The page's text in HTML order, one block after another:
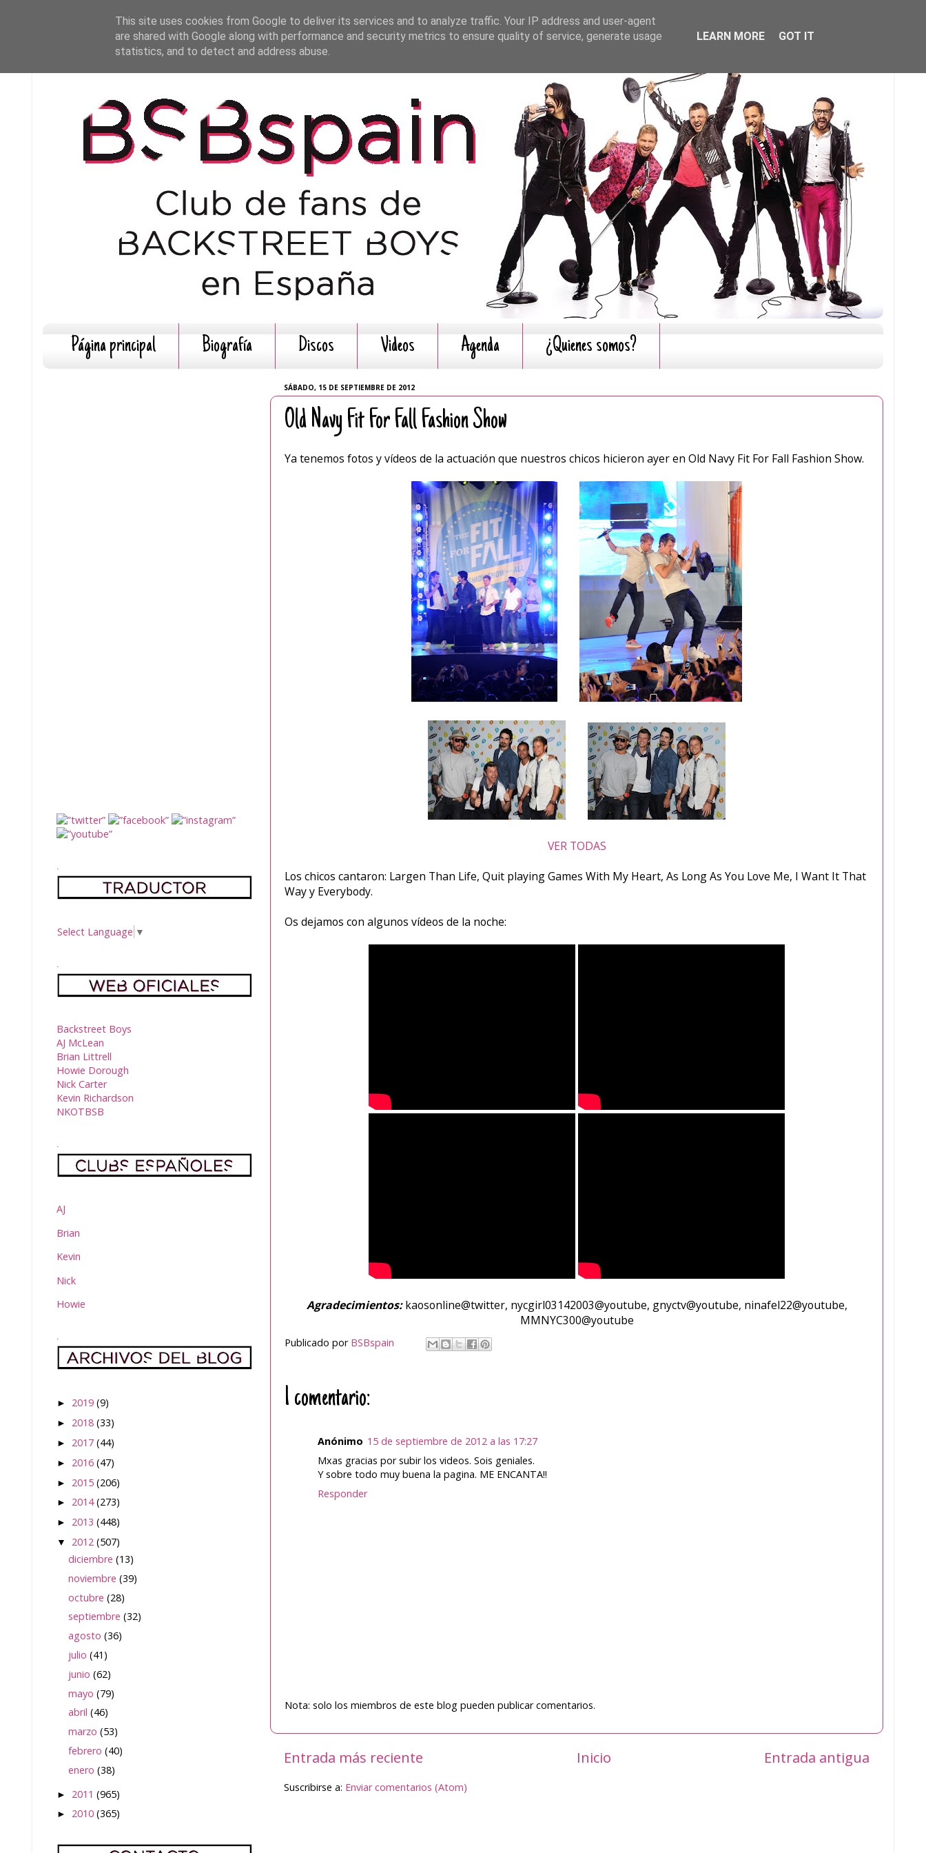
Página principal Biografía Discos Videos Agenda ¿Quienes somos?
SÁBADO, 15 DE SEPTIEMBRE DE 2012
Old Navy Fit For Fall Fashion Show
Ya tenemos fotos y vídeos de la actuación que nuestros chicos hicieron ayer en Old Navy Fit For Fall Fashion Show.
VER TODAS
Los chicos cantaron: Largen Than Life, Quit playing Games With My Heart, As Long As You Love Me, I Want It That
Way y Everybody.
Os dejamos con algunos vídeos de la noche:
Agradecimientos:kaosonline@twitter, nycgirl03142003@youtube, gnyctv@youtube, ninafel22@youtube,
MMNYC300@youtube
Publicado por BSBspain
1 comentario:
Anónimo 15 de septiembre de 2012 a las 17:27
Mxas gracias por subir los videos. Sois geniales.
Y sobre todo muy buena la pagina. ME ENCANTA!!
Responder
Nota: solo los miembros de este blog pueden publicar comentarios.
Entrada más reciente Entrada antigua
Inicio
Suscribirse a: Enviar comentarios (Atom)
.
Select Language ▼
.
Backstreet Boys
AJ McLean
Brian Littrell
Howie Dorough
Nick Carter
Kevin Richardson
NKOTBSB
.
AJ
Brian
Kevin
Nick
Howie
.
► 2019 (9)
► 2018 (33)
► 2017 (44)
► 2016 (47)
► 2015 (206)
► 2014(273)
► 2013 (448)
▼ 2012 (507)
diciembre(13)
noviembre(39)
octubre(28)
septiembre(32)
agosto(36)
julio(41)
junio(62)
mayo(79)
abril(46)
marzo(53)
febrero(40)
enero(38)
► 2011 (965)
► 2010 (365)
This site uses cookies from Google to deliver its services and to analyze traffic. Your IP address and user-agent
are shared with Google along with performance and security metrics to ensure quality of service, generate usage
statistics, and to detect and address abuse.
LEARN MORE GOT IT